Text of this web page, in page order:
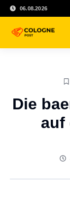
06.08.2026
Die
auf